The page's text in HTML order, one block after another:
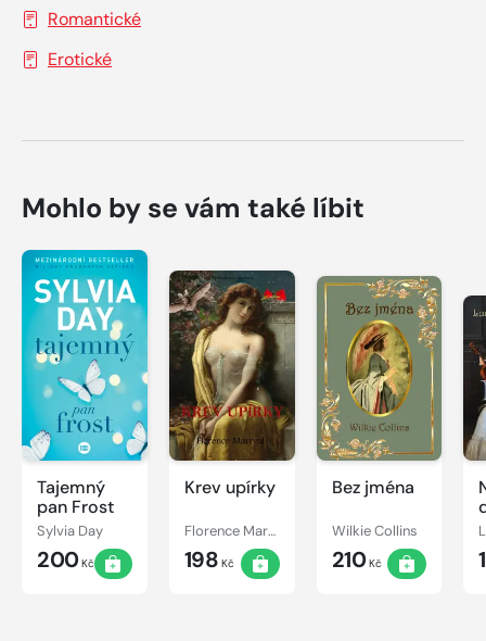
Romantické
Erotické
Mohlo by se vám také líbit
Tajemný
pan Frost
Sylvia Day
200Kč
Krev upírky
Florence Marryat
198 Kč
Bez jména
Wilkie Collins
210Kč